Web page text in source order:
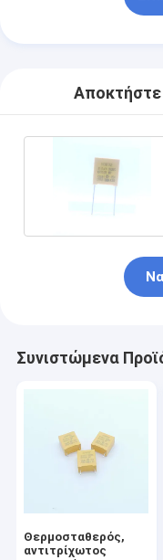
Αποκτήστε
Συνιστώμενα
Θερμοσταθερός,
αντιτρίχωτος